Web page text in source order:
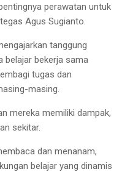
perawatan untuk
Agus Sugianto.
tanggung
belajar bekerja sama
tugas dan
masing.
mereka memiliki dampak,
sekitar.
dan menanam,
belajar yang dinamis